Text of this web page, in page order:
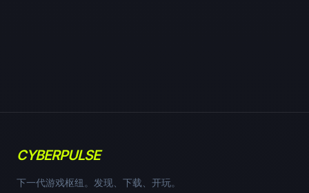
CYBERPULSE
下一代游戏枢纽。发现、下载、开玩。